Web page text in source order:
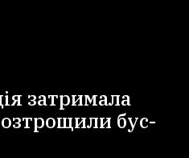
затримала
бус-